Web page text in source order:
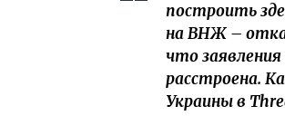
построить
на ВНЖ –
что
расстроена.
Украины в